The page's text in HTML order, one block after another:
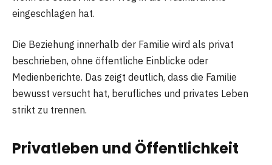
eingeschlagen hat.
Die Beziehung innerhalb der Familie wird als privat
beschrieben, ohne öffentliche Einblicke oder
Medienberichte. Das zeigt deutlich, dass die Familie
bewusst versucht hat, berufliches und privates Leben
strikt zu trennen.
Privatleben und Öffentlichkeit